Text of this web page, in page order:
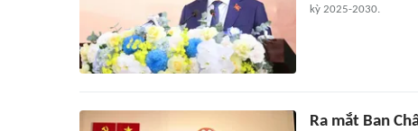
kỳ 2025-2030.
Ra mắt Ban